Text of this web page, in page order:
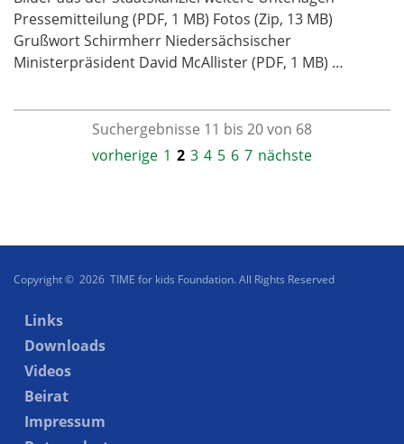
Pressemitteilung (PDF, 1 MB) Fotos (Zip, 13 MB)
Grußwort Schirmherr Niedersächsischer
Ministerpräsident David McAllister (PDF, 1 MB) …
Suchergebnisse 11 bis 20 von 68
vorherige 1 2 3 4 5 6 7 nächste
Copyright © 2026 TIME for kids Foundation. All Rights Reserved
Links
Downloads
Videos
Beirat
Impressum